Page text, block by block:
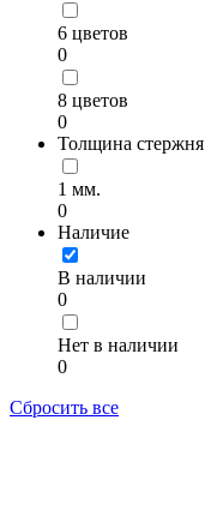
6 цветов
0
8 цветов
0
Толщина стержня
1 мм.
0
Наличие
В наличии
0
Нет в наличии
0
Сбросить все